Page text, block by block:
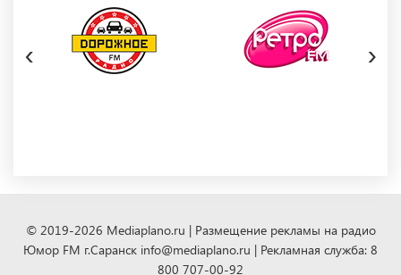
‹ ›
© 2019-2026 Mediaplano.ru | Размещение рекламы на радио
Юмор FM г.Саранск info@mediaplano.ru | Рекламная служба: 8
800 707-00-92